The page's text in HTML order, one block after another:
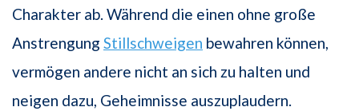
Charakter ab. Während die einen ohne große
Anstrengung Stillschweigen bewahren können,
vermögen andere nicht an sich zu halten und
neigen dazu, Geheimnisse auszuplaudern.